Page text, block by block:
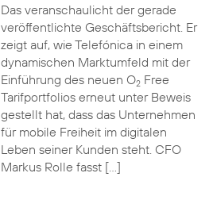
Das veranschaulicht der gerade
veröffentlichte Geschäftsbericht. Er
zeigt auf, wie Telefónica in einem
dynamischen Marktumfeld mit der
Einführung des neuen O2Free
Tarifportfolios erneut unter Beweis
gestellt hat, dass das Unternehmen
für mobile Freiheit im digitalen
Leben seiner Kunden steht. CFO
Markus Rolle fasst […]